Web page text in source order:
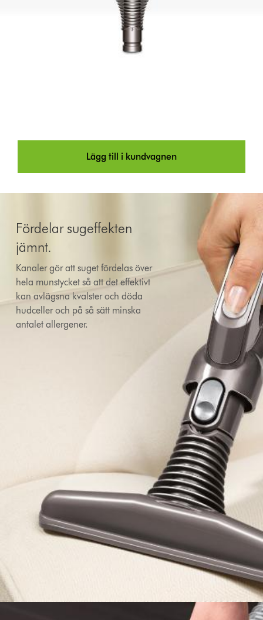
Lägg till i kundvagnen
Fördelar sugeffekten
jämnt.
Kanaler gör att suget fördelas över
hela munstycket så att det effektivt
kan avlägsna kvalster och döda
hudceller och på så sätt minska
antalet allergener.